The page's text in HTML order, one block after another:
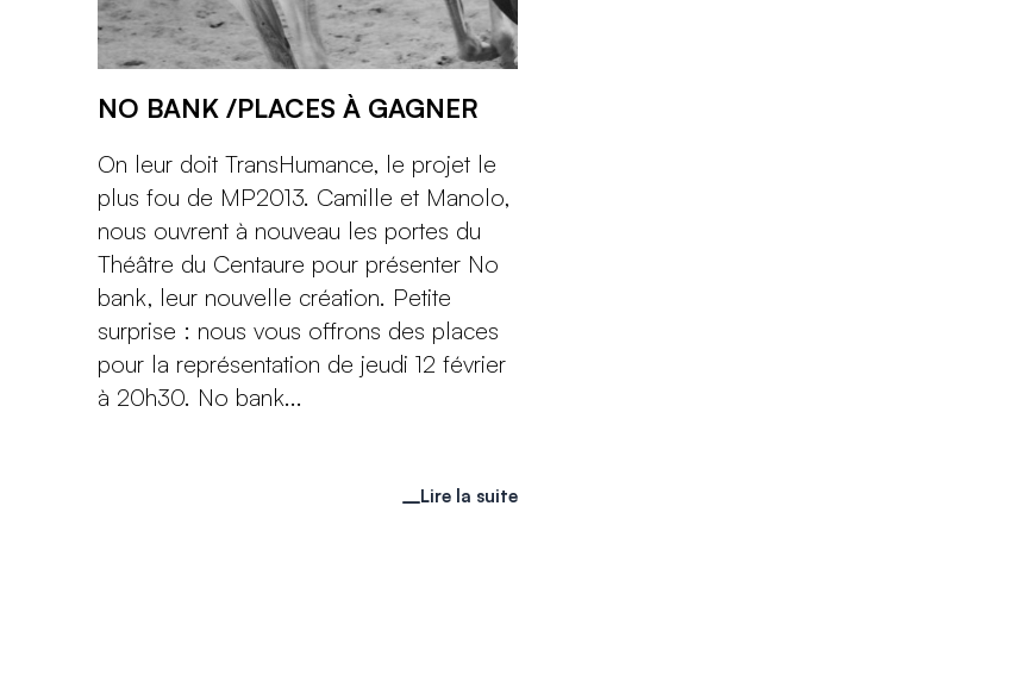
NO BANK /PLACES À GAGNER
On leur doit TransHumance, le projet le
plus fou de MP2013. Camille et Manolo,
nous ouvrent à nouveau les portes du
Théâtre du Centaure pour présenter No
bank, leur nouvelle création. Petite
surprise : nous vous offrons des places
pour la représentation de jeudi 12 février
à 20h30. No bank...
Lire la suite